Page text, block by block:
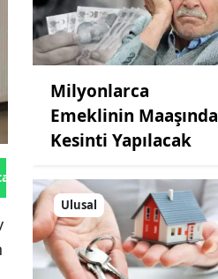
Gönder
Milyonlarca
Emeklinin Maaşında
Kesinti Yapılacak
Ulusal